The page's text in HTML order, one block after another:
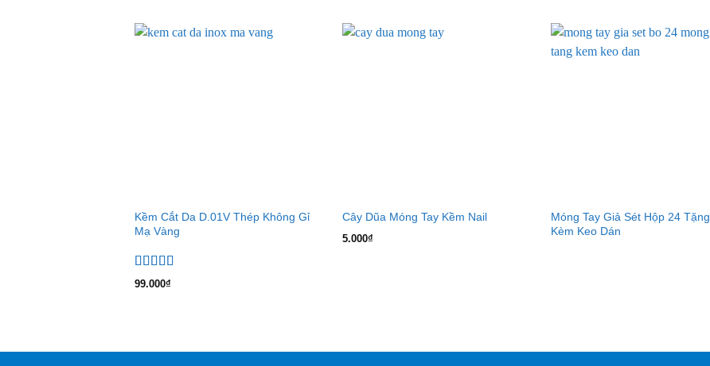
Kềm Cắt Da D.01V Thép Không Gỉ
Mạ Vàng
Được xếp
99.000₫
Cây Dũa Móng Tay Kềm Nail
5.000₫
Móng Tay Giả Sét Hộp 24 Tặng
Kèm Keo Dán